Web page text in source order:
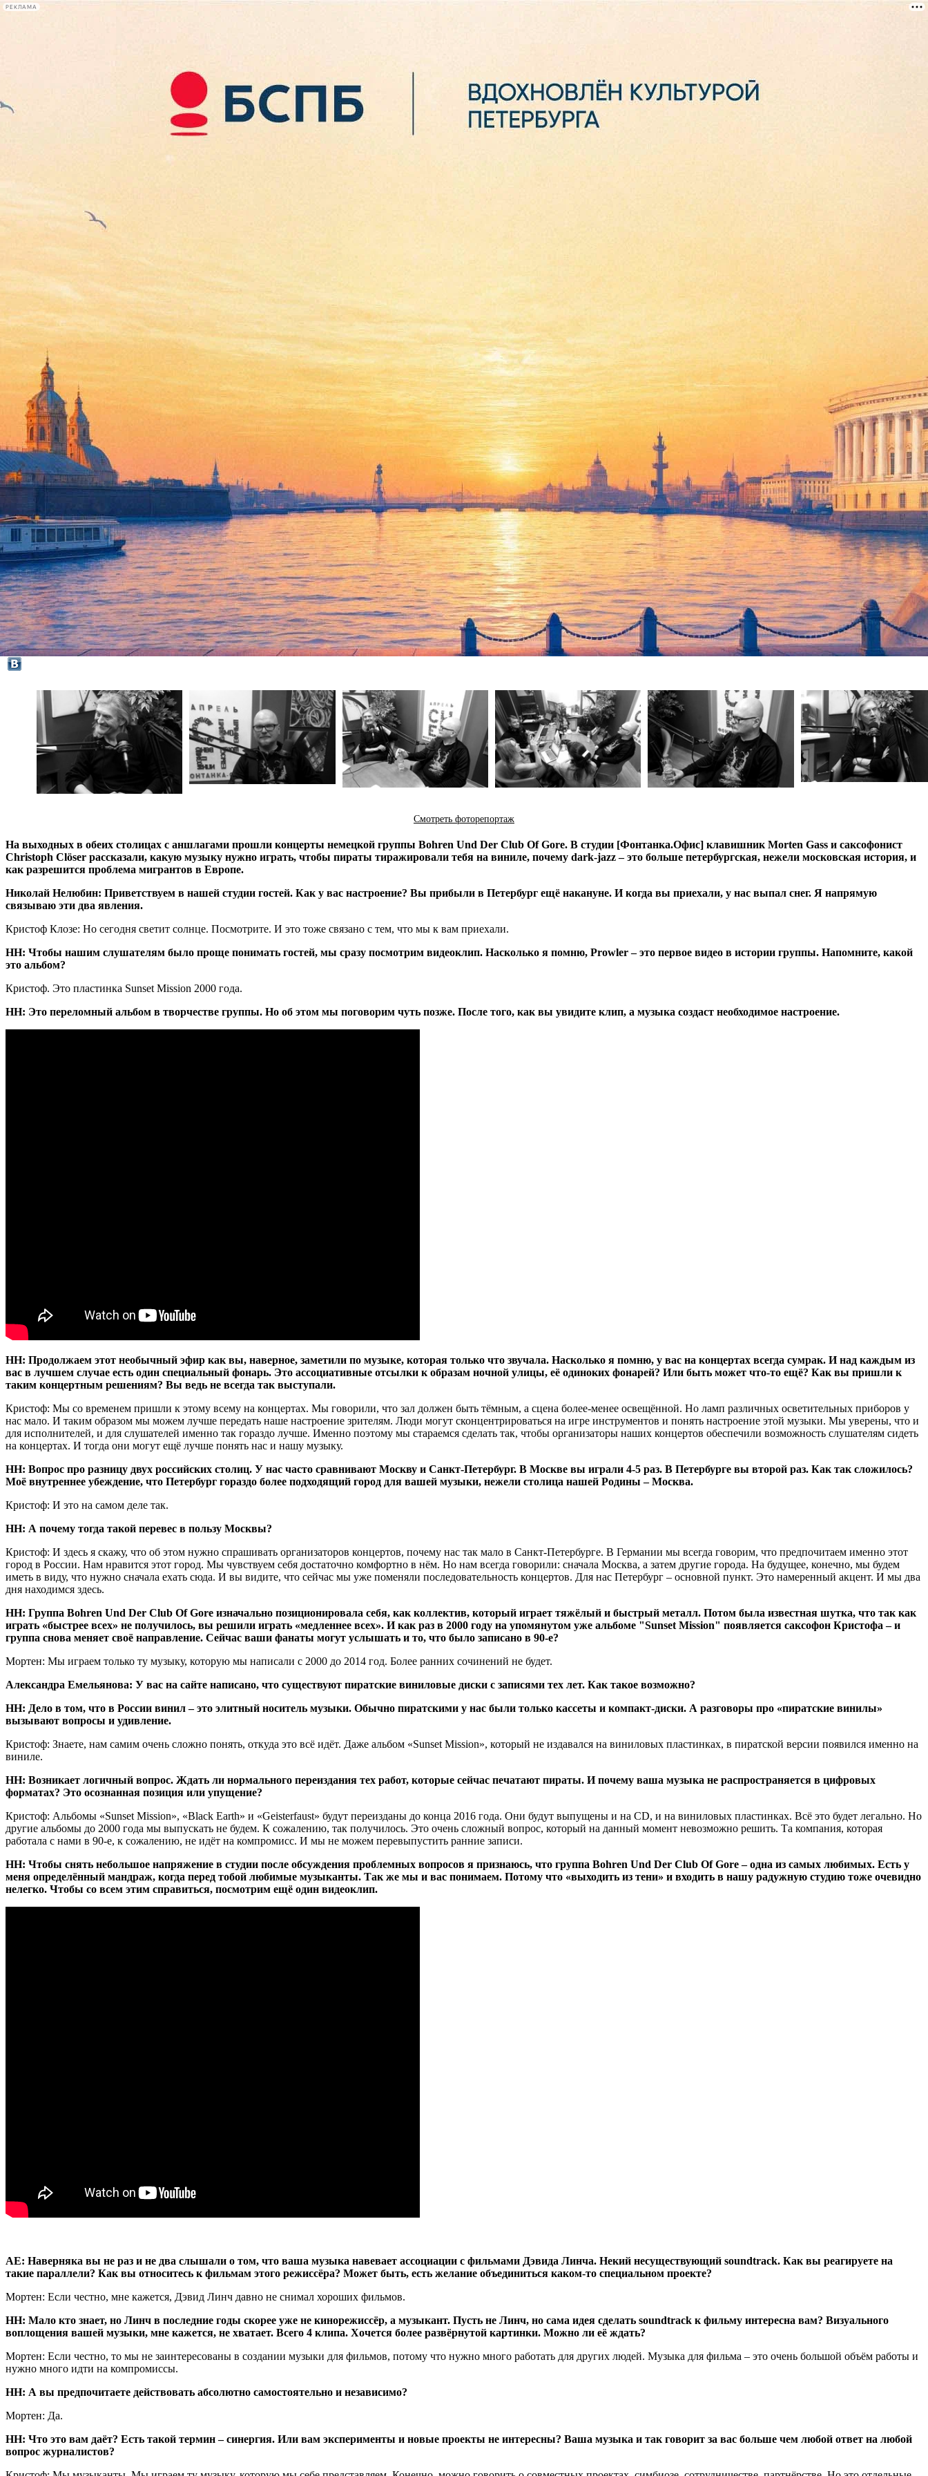
РЕКЛАМА
лекции
книги
Bohren Und Der Club Of Gore: «В Германии СМИ не очерняют другие страны»
19 апреля 2016,16:33 Версия для печати
Смотреть фоторепортаж
На выходных в обеих столицах с аншлагами прошли концерты немецкой группы Bohren Und Der Club Of Gore. В студии [Фонтанка.Офис] клавишник Morten Gass и саксофонист
Christoph Clöser рассказали, какую музыку нужно играть, чтобы пираты тиражировали тебя на виниле, почему dark-jazz – это больше петербургская, нежели московская история, и
как разрешится проблема мигрантов в Европе.
Николай Нелюбин: Приветствуем в нашей студии гостей. Как у вас настроение? Вы прибыли в Петербург ещё накануне. И когда вы приехали, у нас выпал снег. Я напрямую
связываю эти два явления.
Кристоф Клозе: Но сегодня светит солнце. Посмотрите. И это тоже связано с тем, что мы к вам приехали.
НН: Чтобы нашим слушателям было проще понимать гостей, мы сразу посмотрим видеоклип. Насколько я помню, Prowler – это первое видео в истории группы. Напомните, какой
это альбом?
Кристоф. Это пластинка Sunset Mission 2000 года.
НН: Это переломный альбом в творчестве группы. Но об этом мы поговорим чуть позже. После того, как вы увидите клип, а музыка создаст необходимое настроение.
НН: Продолжаем этот необычный эфир как вы, наверное, заметили по музыке, которая только что звучала. Насколько я помню, у вас на концертах всегда сумрак. И над каждым из
вас в лучшем случае есть один специальный фонарь. Это ассоциативные отсылки к образам ночной улицы, её одиноких фонарей? Или быть может что-то ещё? Как вы пришли к
таким концертным решениям? Вы ведь не всегда так выступали.
Кристоф: Мы со временем пришли к этому всему на концертах. Мы говорили, что зал должен быть тёмным, а сцена более-менее освещённой. Но ламп различных осветительных приборов у
нас мало. И таким образом мы можем лучше передать наше настроение зрителям. Люди могут сконцентрироваться на игре инструментов и понять настроение этой музыки. Мы уверены, что и
для исполнителей, и для слушателей именно так гораздо лучше. Именно поэтому мы стараемся сделать так, чтобы организаторы наших концертов обеспечили возможность слушателям сидеть
на концертах. И тогда они могут ещё лучше понять нас и нашу музыку.
НН: Вопрос про разницу двух российских столиц. У нас часто сравнивают Москву и Санкт-Петербург. В Москве вы играли 4-5 раз. В Петербурге вы второй раз. Как так сложилось?
Моё внутреннее убеждение, что Петербург гораздо более подходящий город для вашей музыки, нежели столица нашей Родины – Москва.
Кристоф: И это на самом деле так.
НН: А почему тогда такой перевес в пользу Москвы?
Кристоф: И здесь я скажу, что об этом нужно спрашивать организаторов концертов, почему нас так мало в Санкт-Петербурге. В Германии мы всегда говорим, что предпочитаем именно этот
город в России. Нам нравится этот город. Мы чувствуем себя достаточно комфортно в нём. Но нам всегда говорили: сначала Москва, а затем другие города. На будущее, конечно, мы будем
иметь в виду, что нужно сначала ехать сюда. И вы видите, что сейчас мы уже поменяли последовательность концертов. Для нас Петербург – основной пункт. Это намеренный акцент. И мы два
дня находимся здесь.
НН: Группа Bohren Und Der Club Of Gore изначально позиционировала себя, как коллектив, который играет тяжёлый и быстрый металл. Потом была известная шутка, что так как
играть «быстрее всех» не получилось, вы решили играть «медленнее всех». И как раз в 2000 году на упомянутом уже альбоме "Sunset Mission" появляется саксофон Кристофа – и
группа снова меняет своё направление. Сейчас ваши фанаты могут услышать и то, что было записано в 90-е?
Мортен: Мы играем только ту музыку, которую мы написали с 2000 до 2014 год. Более ранних сочинений не будет.
Александра Емельянова: У вас на сайте написано, что существуют пиратские виниловые диски с записями тех лет. Как такое возможно?
НН: Дело в том, что в России винил – это элитный носитель музыки. Обычно пиратскими у нас были только кассеты и компакт-диски. А разговоры про «пиратские винилы»
вызывают вопросы и удивление.
Кристоф: Знаете, нам самим очень сложно понять, откуда это всё идёт. Даже альбом «Sunset Mission», который не издавался на виниловых пластинках, в пиратской версии появился именно на
виниле.
НН: Возникает логичный вопрос. Ждать ли нормального переиздания тех работ, которые сейчас печатают пираты. И почему ваша музыка не распространяется в цифровых
форматах? Это осознанная позиция или упущение?
Кристоф: Альбомы «Sunset Mission», «Black Earth» и «Geisterfaust» будут переизданы до конца 2016 года. Они будут выпущены и на CD, и на виниловых пластинках. Всё это будет легально. Но
другие альбомы до 2000 года мы выпускать не будем. К сожалению, так получилось. Это очень сложный вопрос, который на данный момент невозможно решить. Та компания, которая
работала с нами в 90-е, к сожалению, не идёт на компромисс. И мы не можем перевыпустить ранние записи.
НН: Чтобы снять небольшое напряжение в студии после обсуждения проблемных вопросов я признаюсь, что группа Bohren Und Der Club Of Gore – одна из самых любимых. Есть у
меня определённый мандраж, когда перед тобой любимые музыканты. Так же мы и вас понимаем. Потому что «выходить из тени» и входить в нашу радужную студию тоже очевидно
нелегко. Чтобы со всем этим справиться, посмотрим ещё один видеоклип.
АЕ: Наверняка вы не раз и не два слышали о том, что ваша музыка навевает ассоциации с фильмами Дэвида Линча. Некий несуществующий soundtrack. Как вы реагируете на
такие параллели? Как вы относитесь к фильмам этого режиссёра? Может быть, есть желание объединиться каком-то специальном проекте?
Мортен: Если честно, мне кажется, Дэвид Линч давно не снимал хороших фильмов.
НН: Мало кто знает, но Линч в последние годы скорее уже не кинорежиссёр, а музыкант. Пусть не Линч, но сама идея сделать soundtrack к фильму интересна вам? Визуального
воплощения вашей музыки, мне кажется, не хватает. Всего 4 клипа. Хочется более развёрнутой картинки. Можно ли её ждать?
Мортен: Если честно, то мы не заинтересованы в создании музыки для фильмов, потому что нужно много работать для других людей. Музыка для фильма – это очень большой объём работы и
нужно много идти на компромиссы.
НН: А вы предпочитаете действовать абсолютно самостоятельно и независимо?
Мортен: Да.
НН: Что это вам даёт? Есть такой термин – синергия. Или вам эксперименты и новые проекты не интересны? Ваша музыка и так говорит за вас больше чем любой ответ на любой
вопрос журналистов?